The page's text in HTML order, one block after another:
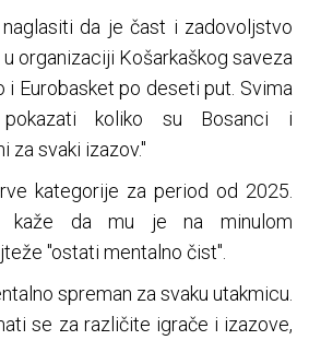
da je čast i zadovoljstvo
organizaciji Košarkaškog saveza
i Eurobasket po deseti put. Svima
koliko su Bosanci i
za svaki izazov."
kategorije za period od 2025.
kaže da mu je na minulom
"ostati mentalno čist".
spreman za svaku utakmicu.
se za različite igrače i izazove,